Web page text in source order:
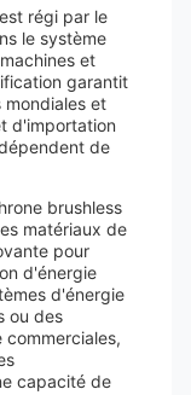
régi par le
le système
et
garantit
mondiales et
d'importation
de
brushless
matériaux de
pour
d'énergie
d'énergie
ou des
capacité de